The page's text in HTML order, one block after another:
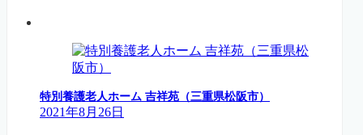
特別養護老人ホーム 吉祥苑（三重県松阪市）
2021年8月26日